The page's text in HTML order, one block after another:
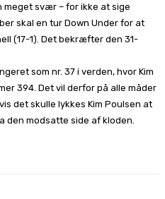
meget svær – for ikke at sige
skal en tur Down Under for at
(17-1). Det bekræfter den 31-
som nr. 37 i verden, hvor Kim
394. Det vil derfor på alle måder
det skulle lykkes Kim Poulsen at
den modsatte side af kloden.